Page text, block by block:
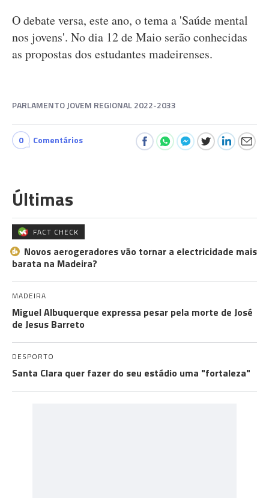
O debate versa, este ano, o tema a 'Saúde mental
nos jovens'. No dia 12 de Maio serão conhecidas
as propostas dos estudantes madeirenses.
PARLAMENTO JOVEM REGIONAL 2022-2033
0 Comentários
Últimas
FACT CHECK
Novos aerogeradores vão tornar a electricidade mais
barata na Madeira?
MADEIRA
Miguel Albuquerque expressa pesar pela morte de José
de Jesus Barreto
DESPORTO
Santa Clara quer fazer do seu estádio uma "fortaleza"